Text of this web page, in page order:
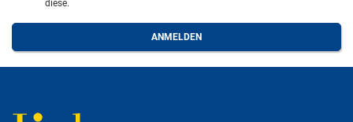
diese.